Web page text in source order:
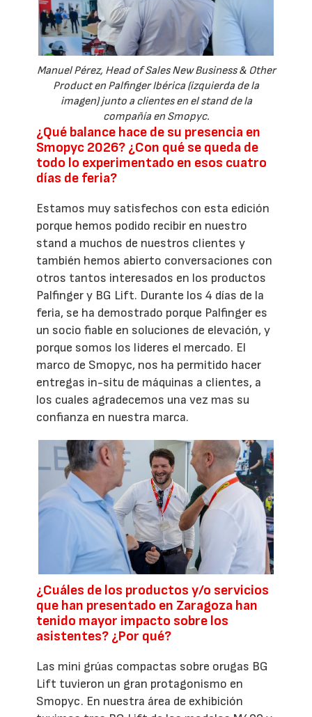
Manuel Pérez, Head of Sales New Business & Other
Product en Palfinger Ibérica (izquierda de la
imagen) junto a clientes en el stand de la
compañía en Smopyc.
¿Qué balance hace de su presencia en
Smopyc 2026? ¿Con qué se queda de
todo lo experimentado en esos cuatro
días de feria?
Estamos muy satisfechos con esta edición
porque hemos podido recibir en nuestro
stand a muchos de nuestros clientes y
también hemos abierto conversaciones con
otros tantos interesados en los productos
Palfinger y BG Lift. Durante los 4 días de la
feria, se ha demostrado porque Palfinger es
un socio fiable en soluciones de elevación, y
porque somos los lideres el mercado. El
marco de Smopyc, nos ha permitido hacer
entregas in-situ de máquinas a clientes, a
los cuales agradecemos una vez mas su
confianza en nuestra marca.
¿Cuáles de los productos y/o servicios
que han presentado en Zaragoza han
tenido mayor impacto sobre los
asistentes? ¿Por qué?
Las mini grúas compactas sobre orugas BG
Lift tuvieron un gran protagonismo en
Smopyc. En nuestra área de exhibición